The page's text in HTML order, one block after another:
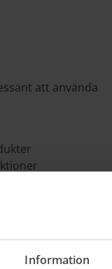
Information
att använda
återbruk
ord på R används
utvecklar en